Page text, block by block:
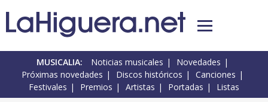
MUSICALIA: Noticias musicales
Novedades
Próximas novedades
Discos históricos
Canciones
Festivales
Premios Artistas Portadas Listas